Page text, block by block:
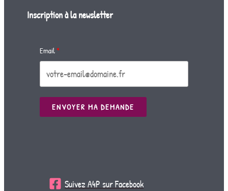
Inscription à la newsletter
Email
ENVOYER MA DEMANDE
Suivez A4P sur Facebook